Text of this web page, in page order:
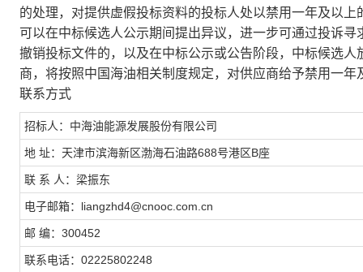
的处理，对提供虚假投标资料的投标人处以禁用一年及以
可以在中标候选人公示期间提出异议，进一步可通过投诉
撤销投标文件的，以及在中标公示或公告阶段，中标候选人
商，将按照中国海油相关制度规定，对供应商给予禁用一
联系方式
招标人：中海油能源发展股份有限公司
地 址：天津市滨海新区渤海石油路688号港区B座
联 系 人：梁振东
电子邮箱：liangzhd4@cnooc.com.cn
邮 编：300452
联系电话：02225802248